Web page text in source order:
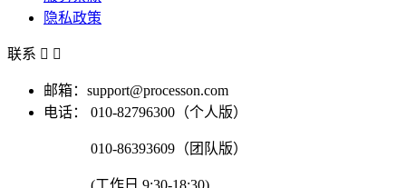
隐私政策
联系  
邮箱：support@processon.com
电话：
010-82796300（个人版）
010-86393609（团队版）
(工作日 9:30-18:30)